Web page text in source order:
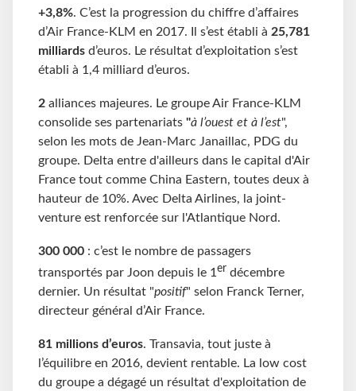
+3,8%. C’est la progression du chiffre d’affaires
d’Air France-KLM en 2017. Il s’est établi à 25,781
milliards d’euros. Le résultat d’exploitation s’est
établi à 1,4 milliard d’euros.
2 alliances majeures. Le groupe Air France-KLM
consolide ses partenariats "à l’ouest et à l’est",
selon les mots de Jean-Marc Janaillac, PDG du
groupe. Delta entre d'ailleurs dans le capital d'Air
France tout comme China Eastern, toutes deux à
hauteur de 10%. Avec Delta Airlines, la joint-
venture est renforcée sur l'Atlantique Nord.
300 000 : c’est le nombre de passagers
transportés par Joon depuis le 1er décembre
dernier. Un résultat "positif" selon Franck Terner,
directeur général d’Air France.
81 millions d’euros. Transavia, tout juste à
l’équilibre en 2016, devient rentable. La low cost
du groupe a dégagé un résultat d'exploitation de